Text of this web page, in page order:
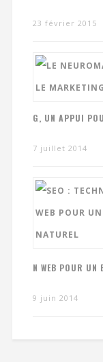
23 février 2015
G, UN APPUI
7 juillet 2014
N WEB POUR UN
9 juin 2014